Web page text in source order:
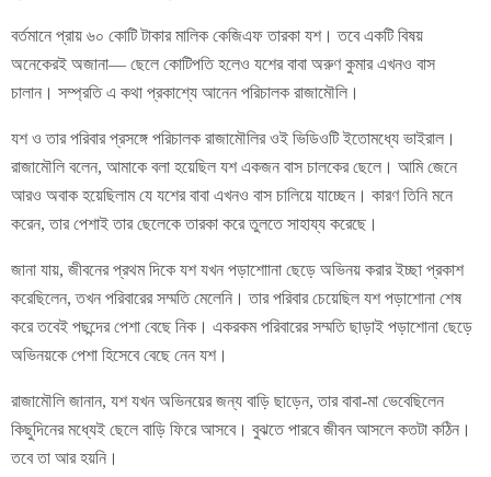
বর্তমানে প্রায় ৬০ কোটি টাকার মালিক কেজিএফ তারকা যশ। তবে একটি বিষয়
অনেকেরই অজানা— ছেলে কোটিপতি হলেও যশের বাবা অরুণ কুমার এখনও বাস
চালান। সম্প্রতি এ কথা প্রকাশ্যে আনেন পরিচালক রাজামৌলি।
যশ ও তার পরিবার প্রসঙ্গে পরিচালক রাজামৌলির ওই ভিডিওটি ইতোমধ্যে ভাইরাল।
রাজামৌলি বলেন, আমাকে বলা হয়েছিল যশ একজন বাস চালকের ছেলে। আমি জেনে
আরও অবাক হয়েছিলাম যে যশের বাবা এখনও বাস চালিয়ে যাচ্ছেন। কারণ তিনি মনে
করেন, তার পেশাই তার ছেলেকে তারকা করে তুলতে সাহায্য করেছে।
জানা যায়, জীবনের প্রথম দিকে যশ যখন পড়াশাোনা ছেড়ে অভিনয় করার ইচ্ছা প্রকাশ
করেছিলেন, তখন পরিবারের সম্মতি মেলেনি। তার পরিবার চেয়েছিল যশ পড়াশোনা শেষ
করে তবেই পছন্দের পেশা বেছে নিক। একরকম পরিবারের সম্মতি ছাড়াই পড়াশোনা ছেড়ে
অভিনয়কে পেশা হিসেবে বেছে নেন যশ।
রাজামৌলি জানান, যশ যখন অভিনয়ের জন্য বাড়ি ছাড়েন, তার বাবা-মা ভেবেছিলেন
কিছুদিনের মধ্যেই ছেলে বাড়ি ফিরে আসবে। বুঝতে পারবে জীবন আসলে কতটা কঠিন।
তবে তা আর হয়নি।